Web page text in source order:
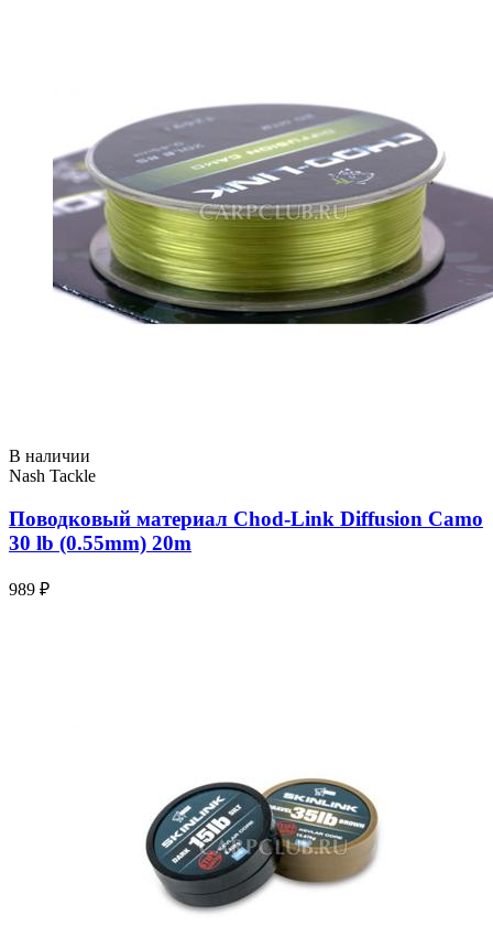
В наличии
Nash Tackle
Поводковый материал Chod-Link Diffusion Camo
30 lb (0.55mm) 20m
989 ₽